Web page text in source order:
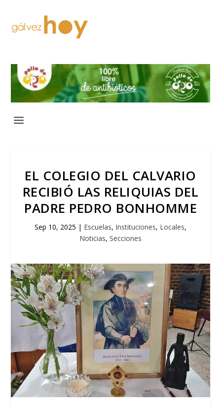
EL COLEGIO DEL CALVARIO
RECIBIÓ LAS RELIQUIAS DEL
PADRE PEDRO BONHOMME
Sep 10, 2025 | Escuelas, Instituciones, Locales,
Noticias, Secciones